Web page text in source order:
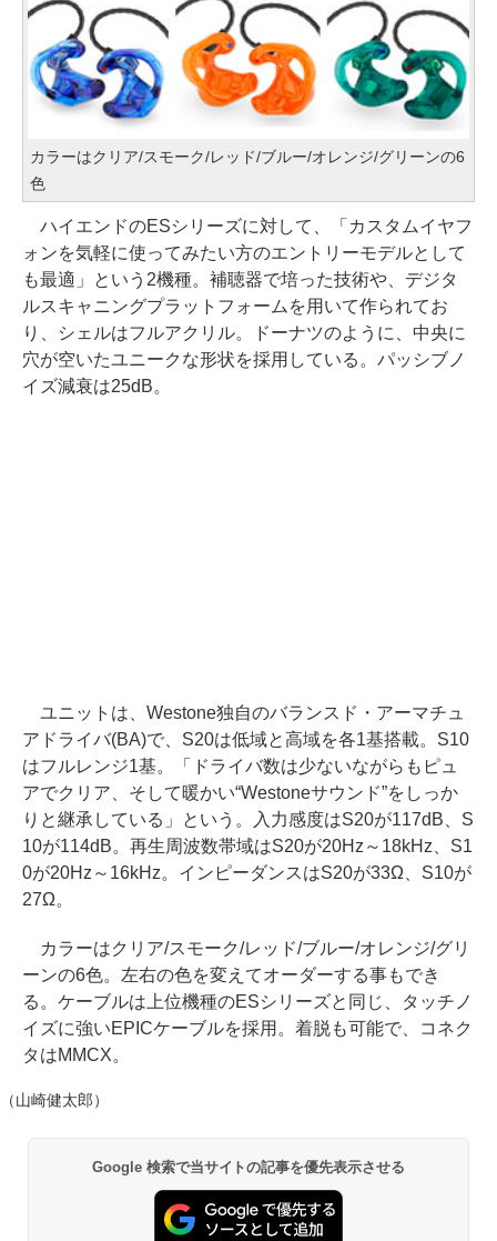
カラーはクリア/スモーク/レッド/ブルー/オレンジ/グリーンの6
色
ハイエンドのESシリーズに対して、「カスタムイヤフ
ォンを気軽に使ってみたい方のエントリーモデルとして
も最適」という2機種。補聴器で培った技術や、デジタ
ルスキャニングプラットフォームを用いて作られてお
り、シェルはフルアクリル。ドーナツのように、中央に
穴が空いたユニークな形状を採用している。パッシブノ
イズ減衰は25dB。
ユニットは、Westone独自のバランスド・アーマチュ
アドライバ(BA)で、S20は低域と高域を各1基搭載。S10
はフルレンジ1基。「ドライバ数は少ないながらもピュ
アでクリア、そして暖かい“Westoneサウンド”をしっか
りと継承している」という。入力感度はS20が117dB、S
10が114dB。再生周波数帯域はS20が20Hz～18kHz、S1
0が20Hz～16kHz。インピーダンスはS20が33Ω、S10が
27Ω。
カラーはクリア/スモーク/レッド/ブルー/オレンジ/グリ
ーンの6色。左右の色を変えてオーダーする事もでき
る。ケーブルは上位機種のESシリーズと同じ、タッチノ
イズに強いEPICケーブルを採用。着脱も可能で、コネク
タはMMCX。
（山崎健太郎）
Google 検索で当サイトの記事を優先表示させる